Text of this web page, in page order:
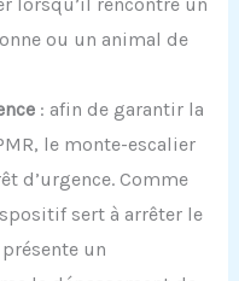
ou un animal de
: afin de garantir la
le monte-escalier
d’urgence. Comme
sert à arrêter le
un